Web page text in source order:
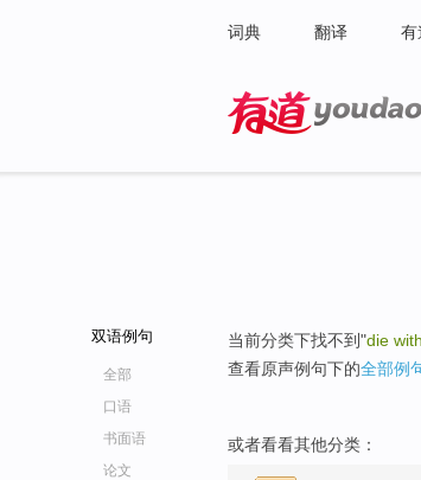
词典 翻译 有
双语例句
全部
口语
书面语
论文
当前分类下找不到"die
查看原声例句下的全部例
或者看看其他分类：